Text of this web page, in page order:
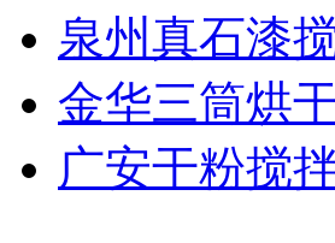
泉州真石漆
金华三筒烘
广安干粉搅